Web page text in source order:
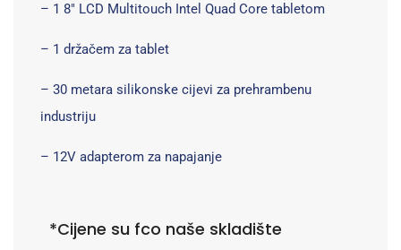
– 1 8″ LCD Multitouch Intel Quad Core tabletom
– 1 držačem za tablet
– 30 metara silikonske cijevi za prehrambenu
industriju
– 12V adapterom za napajanje
*Cijene su fco naše skladište